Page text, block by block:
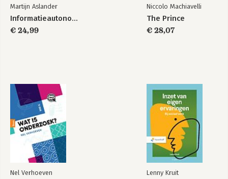
Martijn Aslander
Informatieautonomie
€ 24,99
Niccolo Machiavelli
The Prince
€ 28,07
Nel Verhoeven Lenny Kruit